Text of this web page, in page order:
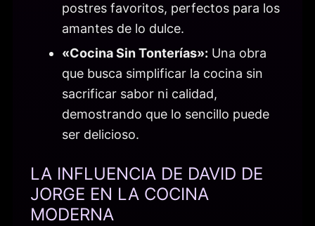
postres favoritos, perfectos para los
amantes de lo dulce.
«Cocina Sin Tonterías»: Una obra
que busca simplificar la cocina sin
sacrificar sabor ni calidad,
demostrando que lo sencillo puede
ser delicioso.
LA INFLUENCIA DE DAVID DE
JORGE EN LA COCINA
MODERNA